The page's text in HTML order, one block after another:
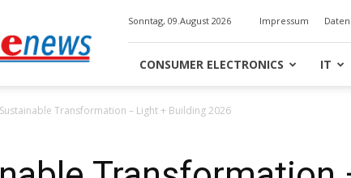
Sonntag, 09.August 2026 Impressum
CONSUMER ELECTRONICS IT
Sustainable Transformation – Light + Building 2026